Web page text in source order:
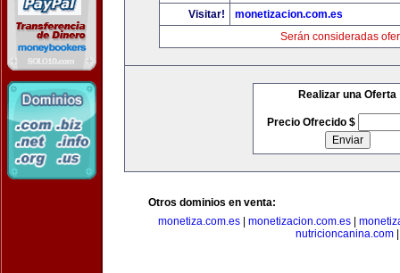
Visitar!
monetizacion.com.es
Serán consideradas
Realizar una Oferta
Precio Ofrecido $
Otros dominios en venta:
monetiza.com.es| monetizacion.com.es|
nutricioncanina.com